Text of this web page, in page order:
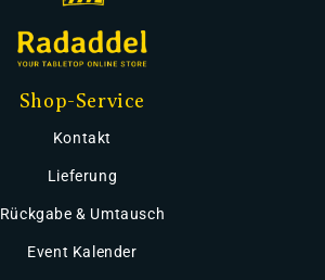
Shop-Service
Kontakt
Lieferung
Rückgabe & Umtausch
Event Kalender